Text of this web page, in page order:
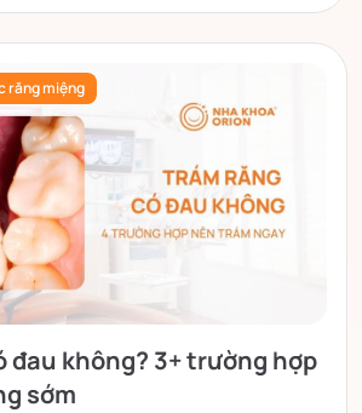
răng miệng
đau không? 3+ trường hợp
sớm